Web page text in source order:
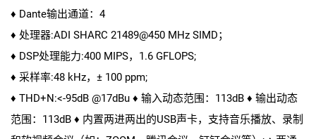
♦ Dante输出通道：4
♦ 处理器:ADI SHARC 21489@450 MHz SIMD；
♦ DSP处理能力:400 MIPS，1.6 GFLOPS;
♦ 采样率:48 kHz，± 100 ppm;
♦ THD+N:<-95dB @17dBu ♦ 输入动态范围：113dB ♦ 输出动态
范围：113dB ♦ 内置两进两出的USB声卡，支持音乐播放、录制